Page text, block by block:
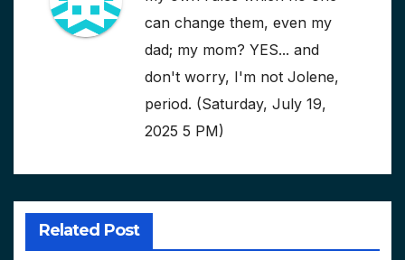
can change them, even my
dad; my mom? YES... and
don't worry, I'm not Jolene,
period. (Saturday, July 19,
2025 5 PM)
Related Post